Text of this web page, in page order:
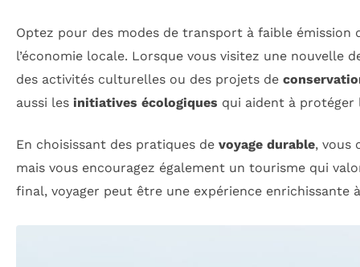
Optez pour des modes de transport à faible
l’économie locale. Lorsque vous visitez une nouvelle
des activités culturelles ou des projets de
aussi les initiatives écologiques qui aident à protéger
En choisissant des pratiques de voyage durable, vous
mais vous encouragez également un tourisme qui
final, voyager peut être une expérience